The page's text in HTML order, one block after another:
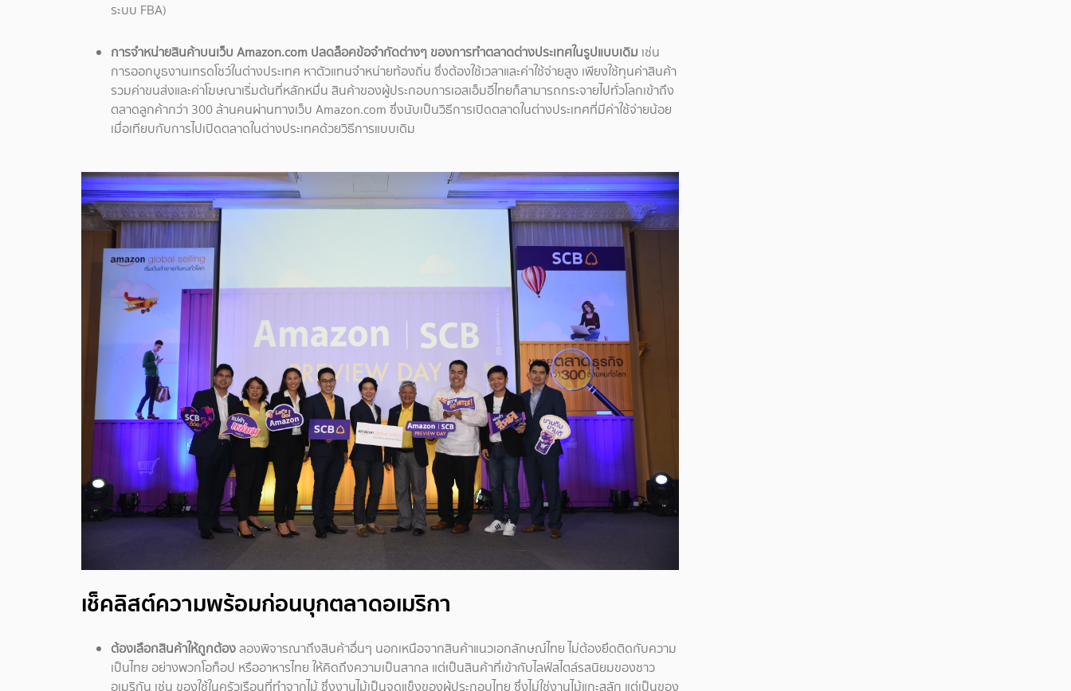
ระบบ FBA)
การจำหน่ายสินค้าบนเว็บ Amazon.com ปลดล็อคข้อจำกัดต่างๆ ของการทำตลาดต่างประเทศในรูปแบบเดิม เช่น
การออกบูธงานเทรดโชว์ในต่างประเทศ หาตัวแทนจำหน่ายท้องถิ่น ซึ่งต้องใช้เวลาและค่าใช้จ่ายสูง เพียงใช้ทุนค่าสินค้า
รวมค่าขนส่งและค่าโฆษณาเริ่มต้นที่หลักหมื่น สินค้าของผู้ประกอบการเอสเอ็มอีไทยก็สามารถกระจายไปทั่วโลกเข้าถึง
ตลาดลูกค้ากว่า 300 ล้านคนผ่านทางเว็บ Amazon.com ซึ่งนับเป็นวิธีการเปิดตลาดในต่างประเทศที่มีค่าใช้จ่ายน้อย
เมื่อเทียบกับการไปเปิดตลาดในต่างประเทศด้วยวิธีการแบบเดิม
เช็คลิสต์ความพร้อมก่อนบุกตลาดอเมริกา
ต้องเลือกสินค้าให้ถูกต้องลองพิจารณาถึงสินค้าอื่นๆ นอกเหนือจากสินค้าแนวเอกลักษณ์ไทย ไม่ต้องยึดติดกับความ
เป็นไทย อย่างพวกโอท็อป หรืออาหารไทย ให้คิดถึงความเป็นสากล แต่เป็นสินค้าที่เข้ากับไลฟ์สไตล์รสนิยมของชาว
อเมริกัน เช่น ของใช้ในครัวเรือนที่ทำจากไม้ ซึ่งงานไม้เป็นจุดแข็งของผู้ประกอบไทย ซึ่งไม่ใช่งานไม้แกะสลัก แต่เป็นของ